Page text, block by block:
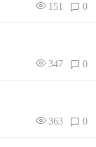
151 0
347 0
363 0